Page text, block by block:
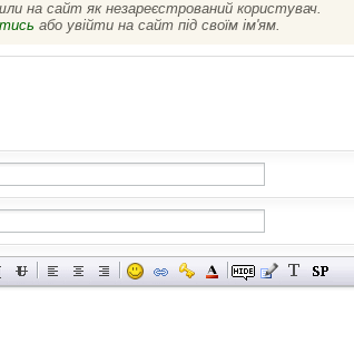
на сайт як незареєстрований користувач.
або увійти на сайт під своїм ім'ям.